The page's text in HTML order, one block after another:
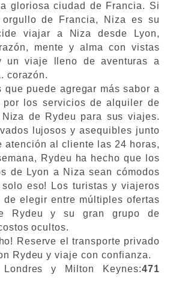
gloriosa ciudad de Francia. Si
de Francia, Niza es su
viajar a Niza desde Lyon,
mente y alma con vistas
un viaje lleno de aventuras a
corazón.
que puede agregar más sabor a
los servicios de alquiler de
de Rydeu para sus viajes.
lujosos y asequibles junto
atención al cliente las 24 horas,
Rydeu ha hecho que los
de Lyon a Niza sean cómodos
solo eso! Los turistas y viajeros
elegir entre múltiples ofertas
Rydeu y su gran grupo de
ocultos.
Reserve el transporte privado
Rydeu y viaje con confianza.
y Milton Keynes:471